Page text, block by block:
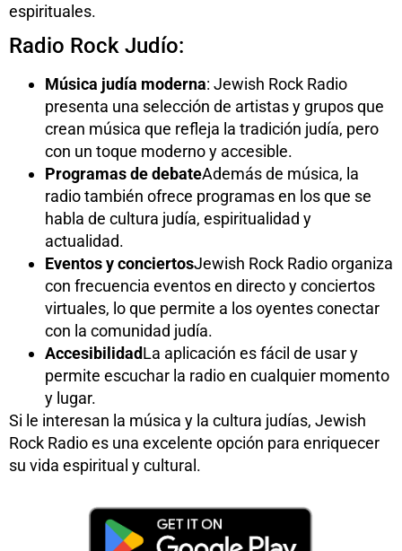
espirituales.
Radio Rock Judío:
Música judía moderna: Jewish Rock Radio
presenta una selección de artistas y grupos que
crean música que refleja la tradición judía, pero
con un toque moderno y accesible.
Programas de debateAdemás de música, la
radio también ofrece programas en los que se
habla de cultura judía, espiritualidad y
actualidad.
Eventos y conciertosJewish Rock Radio organiza
con frecuencia eventos en directo y conciertos
virtuales, lo que permite a los oyentes conectar
con la comunidad judía.
AccesibilidadLa aplicación es fácil de usar y
permite escuchar la radio en cualquier momento
y lugar.
Si le interesan la música y la cultura judías, Jewish
Rock Radio es una excelente opción para enriquecer
su vida espiritual y cultural.